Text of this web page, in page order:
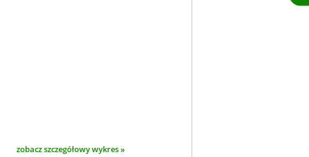
zobacz szczegółowy wykres »